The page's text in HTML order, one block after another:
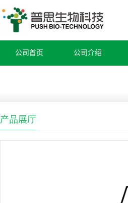
公司首页 公司介绍
产品展厅